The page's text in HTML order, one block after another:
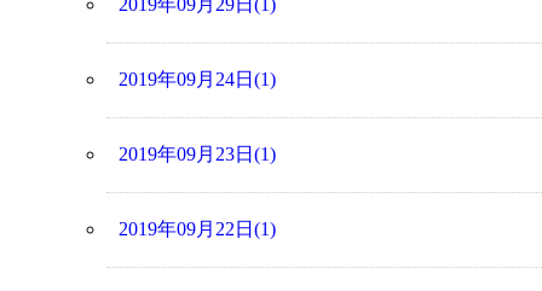
2019年09月24日(1)
2019年09月23日(1)
2019年09月22日(1)